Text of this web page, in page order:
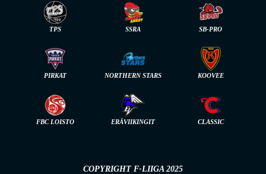
TPS SSRA SB-PRO
PIRKAT NORTHERN STARS KOOVEE
FBC LOISTO ERÄVIIKINGIT CLASSIC
COPYRIGHT F-LIIGA 2025